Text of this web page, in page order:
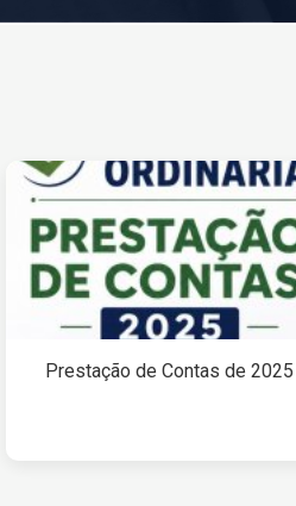
Prestação de Contas de 2025